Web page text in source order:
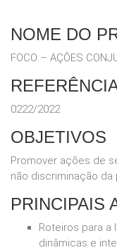
NOME DO
FOCO – AÇÕES
0222/2022
OBJETIVOS
Promover ações de
não discriminação
PRINCIPAIS
Roteiros para a
dinâmicas e